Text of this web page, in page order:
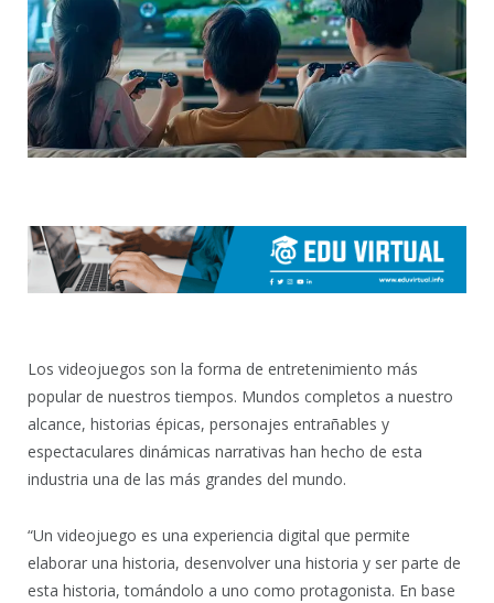
Los videojuegos son la forma de entretenimiento más
popular de nuestros tiempos. Mundos completos a nuestro
alcance, historias épicas, personajes entrañables y
espectaculares dinámicas narrativas han hecho de esta
industria una de las más grandes del mundo.
“Un videojuego es una experiencia digital que permite
elaborar una historia, desenvolver una historia y ser parte de
esta historia, tomándolo a uno como protagonista. En base